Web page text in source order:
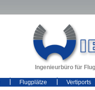
Ingenieurbüro für
Flugplätze Vertiports